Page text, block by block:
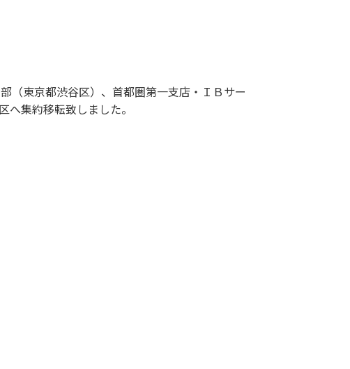
（東京都渋谷区）、首都圏第一支店・ＩＢサー
集約移転致しました。